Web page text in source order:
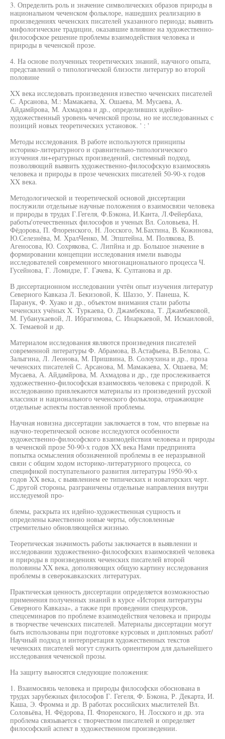
3. Определить роль и значение символических образов природы в
национальном чеченском фольклоре, нашедших реализацию в
произведениях чеченских писателей указанного периода; выявить
мифологические традиции, оказавшие влияние на художественно-
философское решение проблемы взаимодействия человека и
природы в чеченской прозе.
4. На основе полученных теоретических знаний, научного опыта,
представлений о типологической близости литератур во второй
половине
XX века исследовать произведения известно чеченских писателей
С. Арсанова, М.: Мамакаева, X. Ошаева, М. Мусаева, А.
Айдамйрова, М. Ахмадова и др., определивших идейно-
художественный уровень чеченской прозы, но не исследованных с
позиций новых теоретических установок. ' : '
Методы исследования. В работе используются принципы
историко-литературного и сравнительно-типологического
изучения ли+ературных произведений, системный подход,
позволяющий выявить художественно-философскую взаимосвязь
человека и природы в прозе чеченских писателей 50-90-х годов
XX века.
Методологической и теоретической основой диссертации
послужили отдельные научные положения о взаимосвязи человека
и природы в трудах Г.Гегеля, Ф.Бэкона, И.Канта, Л.Фейербаха,
работы'отечественных философов и ученых Вл. Соловьева, Н.
Фёдорова, П. Флоренского, Н. Лосского, М.Бахтина, В. Кожинова,
Ю.Селезнёва, М. ХралЧенко, М. Эпштейна, М. Полякова, В.
Агеносова, Ю. Сохрякова, С. Липйна и др. Большое значение в
формировании концепции исследования имели выводы
исследователей современного многонационального процесса Ч.
Гусейнова, Г. Ломидзе, Г. Гачева, К. Султанова и др.
В диссертационном исследовании учтён опыт изучения литератур
Северного Кавказа Л. Бекизовой, К. Шаззо, У. Панеша, К.
Паранук, Ф. Хуако и др., объектом внимания стали работы
чеченских учёных X. Туркаева, О. Джамбекова, Т. Джамбековой,
М. Губанукаевой, Л. Ибрагимова, С. Инаркаевой, М. Исмаиловой,
X. Темаевой и др.
Материалом исследования являются произведения писателей
современной литературы Ф. Абрамова, В.Астафьева, В.Белова, С.
Залыгина, Л. Леонова, М. Пришвина, В. Солоухина и др., проза
чеченских писателей С. Арсанова, М. Мамакаева, X. Ошаева, М;
Мусаева, А. Айдамйрова, М. Ахмадова и др., где прослеживается
художественно-философская взаимосвязь человека с природой. К
исследованию привлекаются материалы из произведений русской
классики и национального чеченского фольклора, отражающие
отдельные аспекты поставленной проблемы.
Научная новизна диссертации заключается в том, что впервые на
научно-теоретической основе исследуются особенности
художественно-философского взаимодействия человека и природы
в чеченской прозе 50-90-х годов XX века Нами предпринята
попытка осмысления обозначенной проблемы в ее неразрывной
связи с общим ходом историко-литературного процесса, со
спецификой поступательного развития литературы 1950-90-х
годов XX века, с выявлением ее типических и новаторских черт.
С другой стороны, разграничены отдельные направления внутри
исследуемой про-
блемы, раскрыта их идейно-художественная сущность и
определены качественно новые черты, обусловленные
стремительно обновляющейся жизнью.
Теоретическая значимость работы заключается в выявлении и
исследовании художественно-философских взаимосвязей человека
и природы в произведениях чеченских писателей второй
половины XX века, дополняющих общую картину исследования
проблемы в северокавказских литературах.
Практическая ценность диссертации определяется возможностью
применения полученных знаний в курсе «История литературы
Северного Кавказа», а также при проведении спецкурсов,
спецсеминаров по проблеме взаимодействия человека и природы
в творчестве чеченских писателей. Материалы диссертации могут
быть использованы при подготовке курсовых и дипломных работ/
Научный подход и интерпретация художественных текстов
чеченских писателей могут служить ориентиром для дальнейшего
исследования чеченской прозы.
На защиту выносятся следующие положения:
1. Взаимосвязь человека и природы философски обоснована в
трудах зарубежных философов Г. Гегеля, Ф. Бэкона, Р. Декарта, И.
Каша, Э. Фромма и др. В работах российских мыслителей Вл.
Соловьёва, Н. Фёдорова, П. Флоренского, Н. Лосского и др. эта
проблема связывается с творчеством писателей и определяет
философский аспект в художественном произведении.